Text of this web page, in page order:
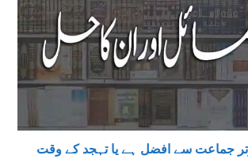
جماعت سے افضل ہے یا تہجد کے وقت